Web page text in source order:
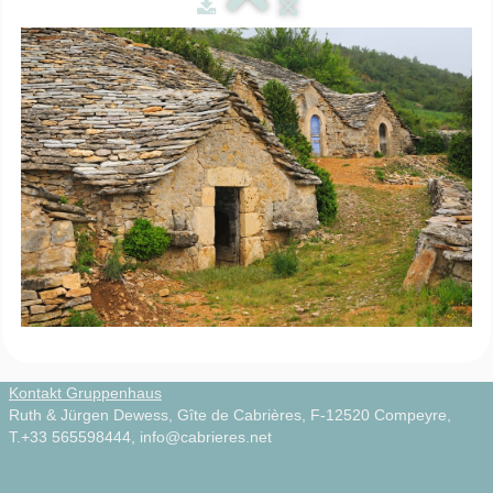
Zirkuswagen▼
Infos▼
Natur & Kultur▼
Videos▼
Photos
Français
Kontakt Gruppenhaus
Ruth & Jürgen Dewess, Gîte de Cabrières, F-12520 Compeyre,
T.+33 565598444, info@cabrieres.net